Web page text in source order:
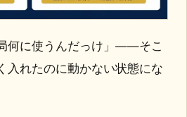
何に使うんだっけ」——そこ
入れたのに動かない状態にな